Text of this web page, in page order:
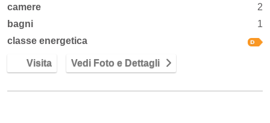
camere
2
bagni
1
classe energetica
Visita Vedi Foto e Dettagli